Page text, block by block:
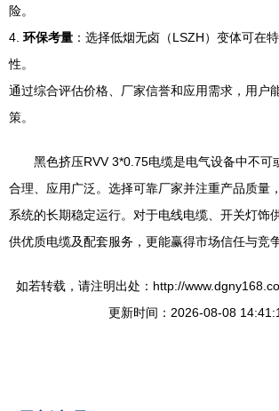
险。
4. 环保考量 ：选择低烟无卤（LSZH）变体可在
性。
通过综合评估价格、厂家信誉和应用需求，用户
策。
黑色挤压RVV 3*0.75电缆是电气设备中不可
合理、应用广泛。选择可靠厂家并注重产品质量
系统的长期稳定运行。对于电线电缆、开关灯饰
供优质电缆及配套服务，更能赢得市场信任与竞争
如若转载，请注明出处：http://
更新时间：2026-08-08